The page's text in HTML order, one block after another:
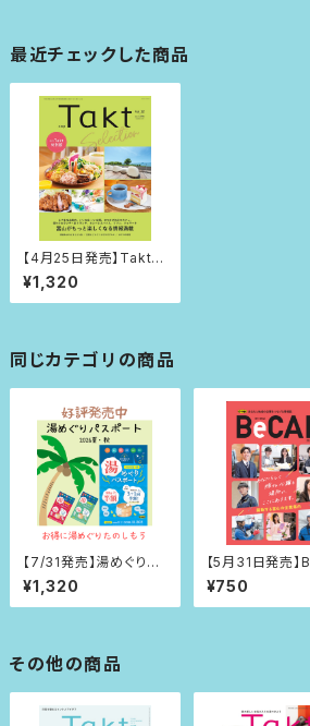
最近チェックした商品
【4月25日発売】Takt S
election Vol.12
¥1,320
同じカテゴリの商品
【7/31発売】湯めぐりパ
スポート2026夏・秋
¥1,320
【5月31日発売
富山 2027年
¥750
その他の商品